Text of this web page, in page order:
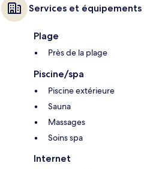
Services et équipements
Plage
Près de la plage
Piscine/spa
Piscine extérieure
Sauna
Massages
Soins spa
Internet